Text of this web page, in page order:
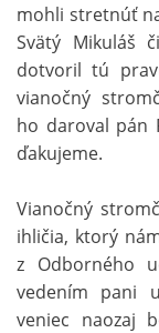
mohli stretnúť
Svätý Mikuláš
dotvoril tú
vianočný
ho daroval pán
ďakujeme.
Vianočný
ihličia, ktorý
z Odborného
vedením pani
veniec naozaj